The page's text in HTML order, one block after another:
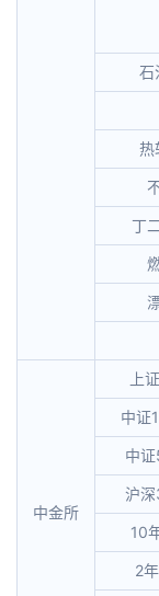
石
热
丁
中金所
上
中证
中
沪
10
2